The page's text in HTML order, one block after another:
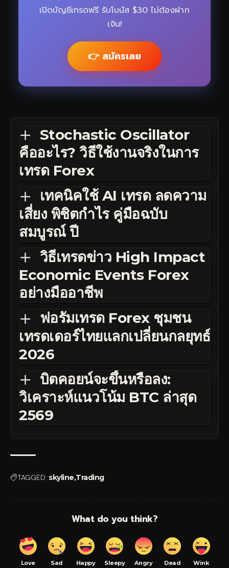
เปิดบัญชีเทรดฟรี รับโบนัส $30 ไม่ต้องฝาก
เงิน!
👉 สมัครเลย
Stochastic Oscillator
คืออะไร? วิธีใช้งานจริงในการ
เทรด Forex
เทคนิคใช้ AI เทรด ลดความ
เสี่ยง พิชิตกำไร คู่มือฉบับ
สมบูรณ์ ปี
วิธีเทรดข่าว High Impact
Economic Events Forex
อย่างมืออาชีพ
ฟอรัมเทรด Forex ชุมชน
เทรดเดอร์ไทยแลกเปลี่ยนกลยุทธ์
2026
บิตคอยน์จะขึ้นหรือลง:
วิเคราะห์แนวโน้ม BTC ล่าสุด
2569
TAGGED: skyline Trading
What do you think?
Love Sad Happy Sleepy Angry Dead Wink